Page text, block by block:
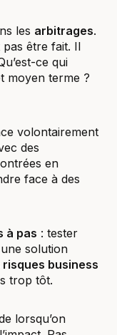
les arbitrages.
être fait. Il
ce qui
moyen terme ?
volontairement
des
en
face à des
à pas : tester
solution
business
trop tôt.
lorsqu’on